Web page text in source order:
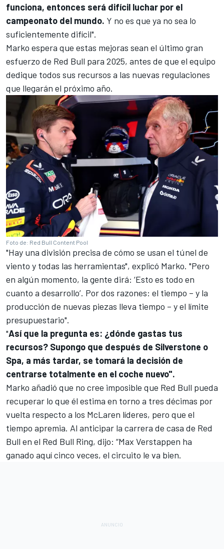
funciona, entonces será difícil luchar por el
campeonato del mundo. Y no es que ya no sea lo
suficientemente difícil".
Marko espera que estas mejoras sean el último gran
esfuerzo de Red Bull para 2025, antes de que el equipo
dedique todos sus recursos a las nuevas regulaciones
que llegarán el próximo año.
Foto de: Red Bull Content Pool
"Hay una división precisa de cómo se usan el túnel de
viento y todas las herramientas", explicó Marko. "Pero
en algún momento, la gente dirá: ‘Esto es todo en
cuanto a desarrollo’. Por dos razones: el tiempo – y la
producción de nuevas piezas lleva tiempo – y el límite
presupuestario".
"Así que la pregunta es: ¿dónde gastas tus
recursos? Supongo que después de Silverstone o
Spa, a más tardar, se tomará la decisión de
centrarse totalmente en el coche nuevo".
Marko añadió que no cree imposible que Red Bull pueda
recuperar lo que él estima en torno a tres décimas por
vuelta respecto a los McLaren líderes, pero que el
tiempo apremia. Al anticipar la carrera de casa de Red
Bull en el Red Bull Ring, dijo: “Max Verstappen ha
ganado aquí cinco veces, el circuito le va bien.